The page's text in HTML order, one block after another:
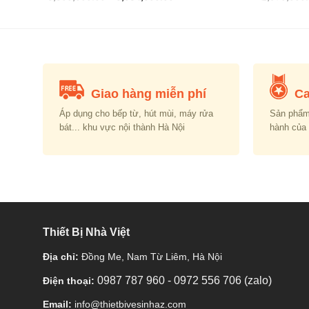
Giao hàng miễn phí
Áp dụng cho bếp từ, hút mùi, máy rửa
bát... khu vực nội thành Hà Nội
Sản
hành của
Thiết Bị Nhà Việt
Địa chỉ: Đồng Me, Nam Từ Liêm, Hà Nội
Điện thoại: 0987 787 960 - 0972 556 706 (zalo)
Email: info@thietbivesinhaz.com